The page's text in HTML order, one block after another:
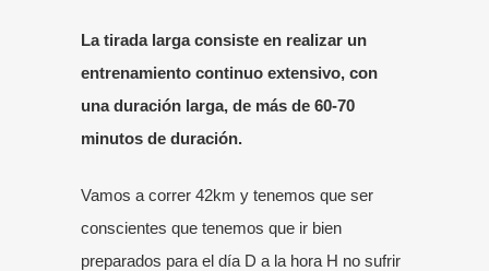
La tirada larga consiste en realizar un
entrenamiento continuo extensivo, con
una duración larga, de más de 60-70
minutos de duración.
Vamos a correr 42km y tenemos que ser
conscientes que tenemos que ir bien
preparados para el día D a la hora H no sufrir